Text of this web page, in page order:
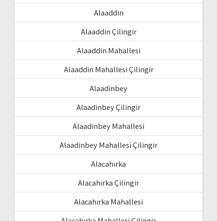
Alaaddin
Alaaddin Çilingir
Alaaddin Mahallesi
Alaaddin Mahallesi Çilingir
Alaadinbey
Alaadinbey Çilingir
Alaadinbey Mahallesi
Alaadinbey Mahallesi Çilingir
Alacahırka
Alacahırka Çilingir
Alacahırka Mahallesi